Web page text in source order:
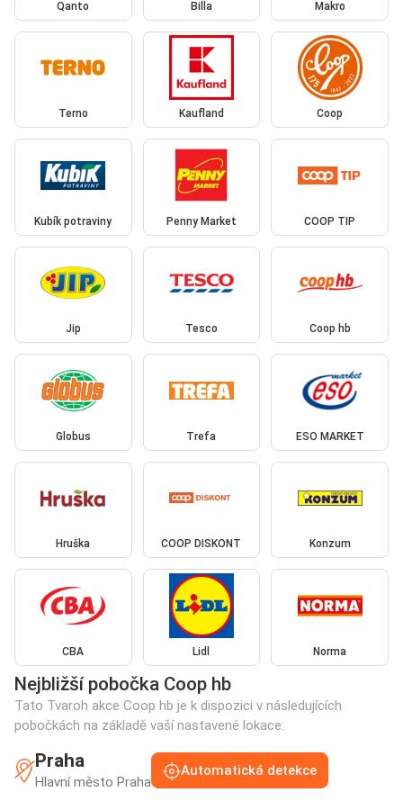
Qanto Billa Makro
Terno Kaufland Coop
Kubík potraviny Penny Market COOP TIP
Jip Tesco Coop hb
Globus Trefa ESO MARKET
Hruška COOP DISKONT Konzum
CBA Lidl Norma
Nejbližší pobočka Coop hb
Tato Tvaroh akce Coop hb je k dispozici v následujících
pobočkách na základě vaší nastavené lokace:
Praha
Hlavní město Praha
Automatická detekce